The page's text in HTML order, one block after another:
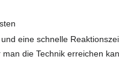
eine schnelle
die Technik erreichen